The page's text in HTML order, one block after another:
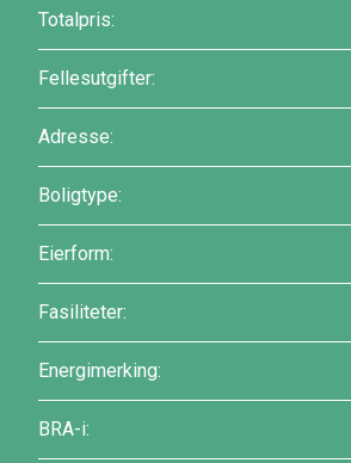
Totalpris:
Fellesutgifter:
Adresse:
Boligtype:
Eierform:
Fasiliteter:
Energimerking:
BRA-i: